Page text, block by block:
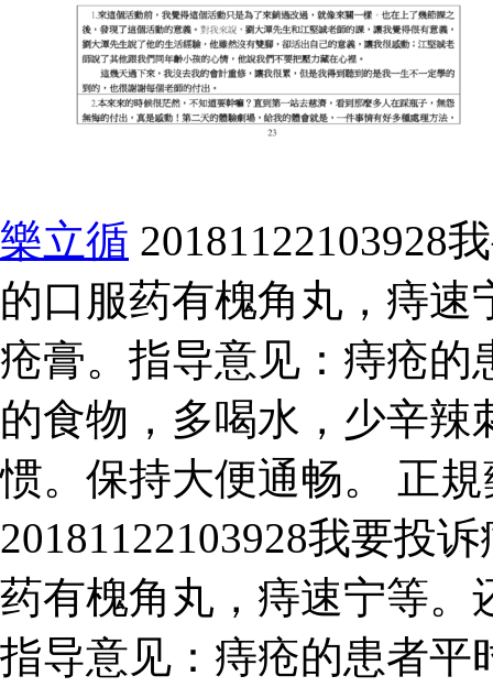
樂立循 20181122103928
的口服药有槐角丸，痔
疮膏。指导意见：痔疮的
的食物，多喝水，少辛
惯。保持大便通畅。 正
20181122103928我要投
药有槐角丸，痔速宁等。
指导意见：痔疮的患者平